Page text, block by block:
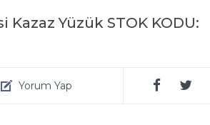
Yüzük STOK KODU:
Yorum Yap